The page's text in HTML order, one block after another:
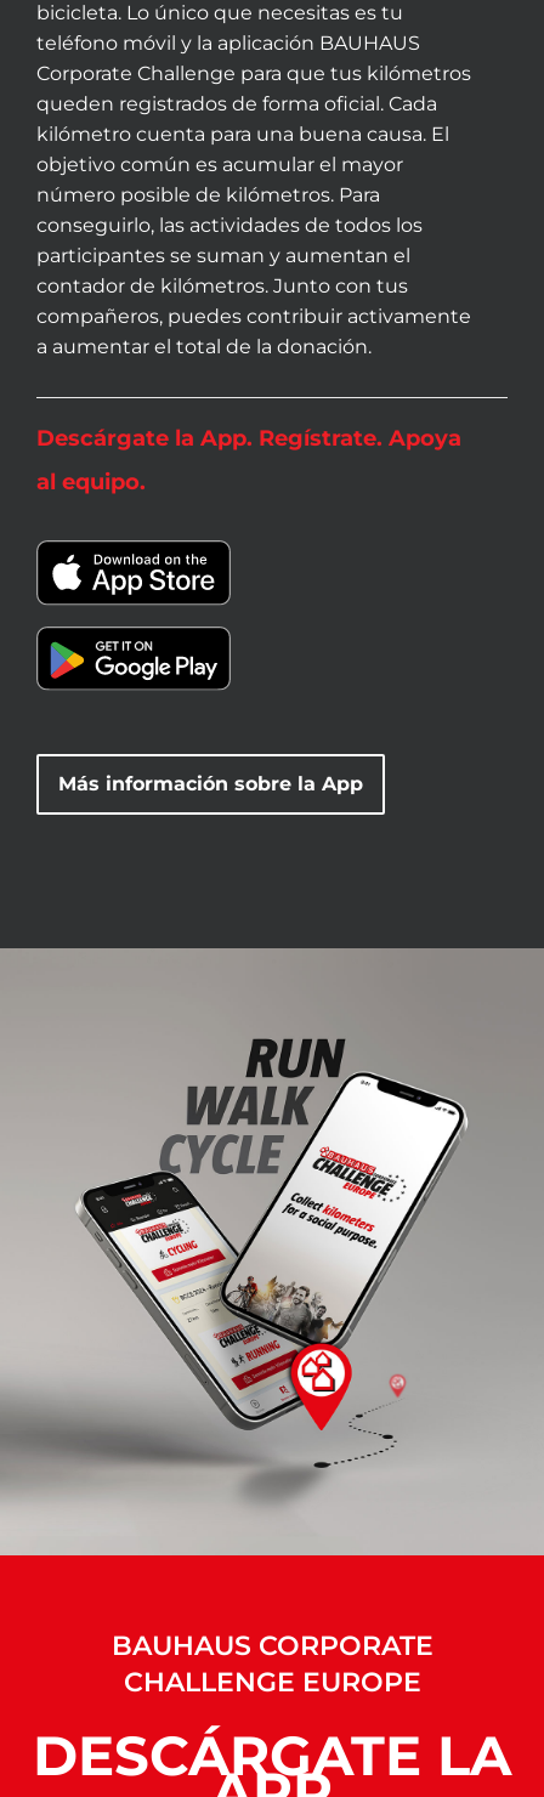
bicicleta. Lo único que necesitas es tu
teléfono móvil y la aplicación BAUHAUS
Corporate Challenge para que tus kilómetros
queden registrados de forma oficial. Cada
kilómetro cuenta para una buena causa. El
objetivo común es acumular el mayor
número posible de kilómetros. Para
conseguirlo, las actividades de todos los
participantes se suman y aumentan el
contador de kilómetros. Junto con tus
compañeros, puedes contribuir activamente
a aumentar el total de la donación.
Descárgate la App. Regístrate. Apoya
al equipo.
Más información sobre la App
BAUHAUS CORPORATE
CHALLENGE EUROPE
DESCÁRGATE LA